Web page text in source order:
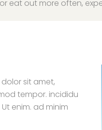
eat out more often,
sit amet,
tempor. incididu
enim. ad minim